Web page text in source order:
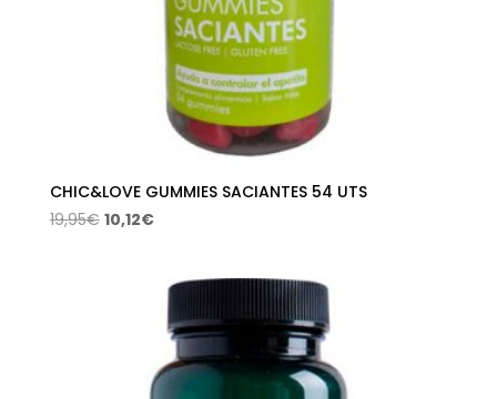
CHIC&LOVE GUMMIES SACIANTES 54 UTS
19,95€ El
10,12€El
es:
10,12€.